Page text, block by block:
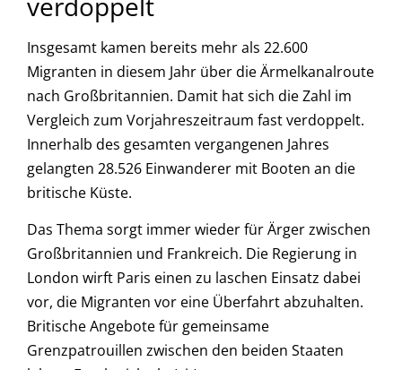
Insgesamt kamen bereits mehr als 22.600
Migranten in diesem Jahr über die Ärmelkanalroute
nach Großbritannien. Damit hat sich die Zahl im
Vergleich zum Vorjahreszeitraum fast verdoppelt.
Innerhalb des gesamten vergangenen Jahres
gelangten 28.526 Einwanderer mit Booten an die
britische Küste.
Das Thema sorgt immer wieder für Ärger zwischen
Großbritannien und Frankreich. Die Regierung in
London wirft Paris einen zu laschen Einsatz dabei
vor, die Migranten vor eine Überfahrt abzuhalten.
Britische Angebote für gemeinsame
Grenzpatrouillen zwischen den beiden Staaten